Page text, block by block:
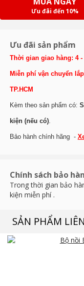
Ưu đãi đến 10%
Ưu đãi sản phẩm
Thời gian giao hàng: 4 -
Miễn phí vận chuyển
TP.HCM
Kèm theo sản phẩm có:
kiện (nếu có).
Bảo hành chính hãng -
Chính sách bảo
Trong thời gian bảo
kiện miễn phí .
SẢN PHẨM